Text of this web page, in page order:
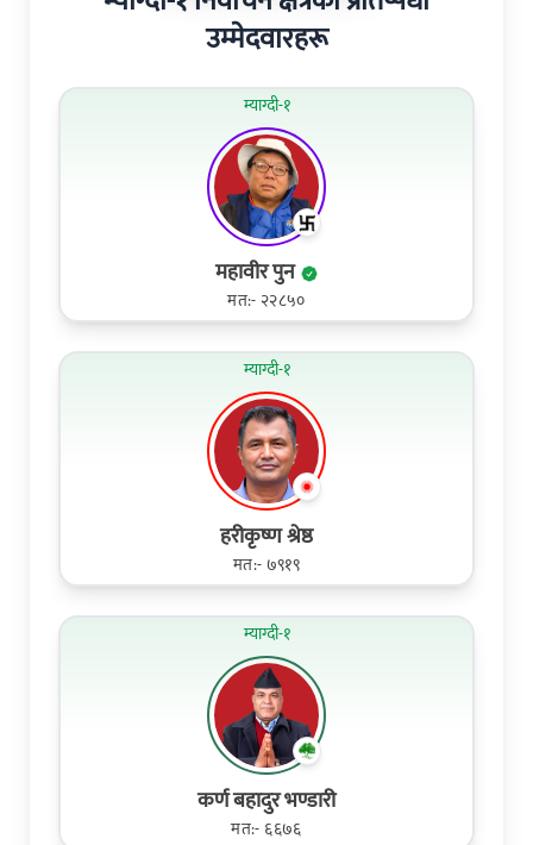
उम्मेदवारहरू
म्याग्दी-१
महावीर पुन
मत:- २२८५०
म्याग्दी-१
हरीकृष्ण श्रेष्ठ
मत:- ७९१९
म्याग्दी-१
कर्ण बहादुर भण्डारी
मत:- ६६७६